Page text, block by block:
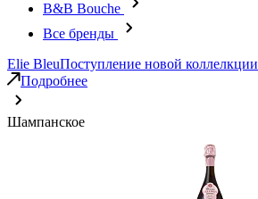
B&B Bouche
Все бренды
Elie BleuПоступление новой коллелкции
Подробнее
Шампанское